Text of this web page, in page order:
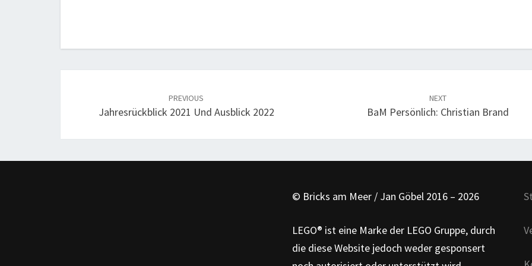
PREVIOUS
Jahresrückblick 2021 Und Ausblick 2022
NEXT
BaM Persönlich: Christian Brand
© Bricks am Meer / Jan Göbel 2016 – 2026
LEGO® ist eine Marke der LEGO Gruppe, durch
die diese Website jedoch weder gesponsert